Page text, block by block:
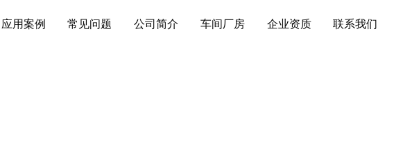
应用案例 常见问题 公司简介 车间厂房 企业资质 联系我们